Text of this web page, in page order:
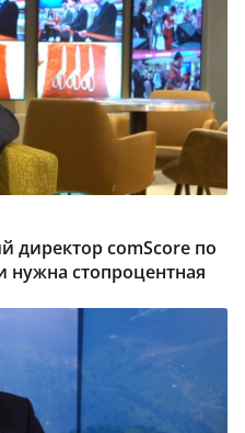
директор comScore по
нужна стопроцентная